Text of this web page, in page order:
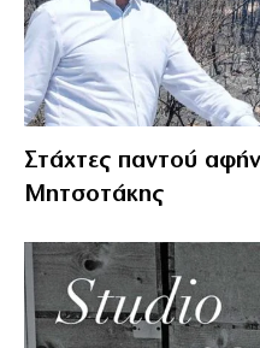
Στάχτες παντού
Μητσοτάκης